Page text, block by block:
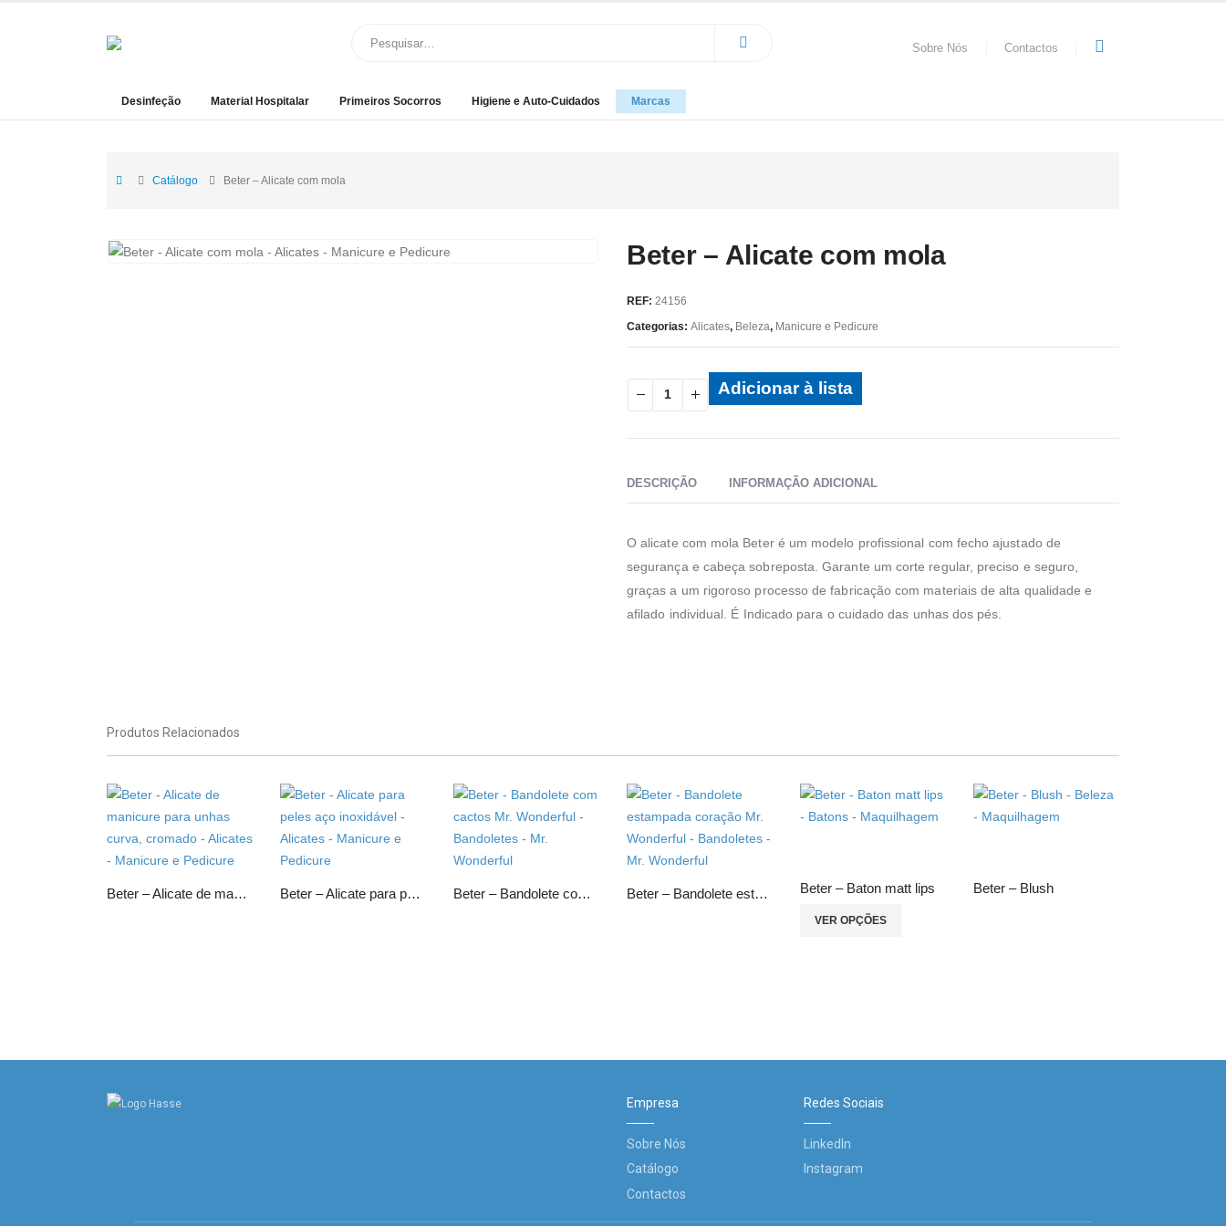
Sobre Nós Contactos
Desinfeção Material Hospitalar Primeiros Socorros Higiene e Auto-Cuidados Marcas
Catálogo Beter – Alicate com mola
Beter – Alicate com mola
REF: 24156
Categorias: Alicates, Beleza, Manicure e Pedicure
Adicionar à lista
DESCRIÇÃO INFORMAÇÃO ADICIONAL
O alicate com mola Beter é um modelo profissional com fecho ajustado de
segurança e cabeça sobreposta. Garante um corte regular, preciso e seguro,
graças a um rigoroso processo de fabricação com materiais de alta qualidade e
afilado individual. É Indicado para o cuidado das unhas dos pés.
Produtos Relacionados
Beter – Alicate de manicure para unhas curva, cromado Beter – Alicate para peles aço inoxidável Beter – Bandolete com cactos Mr. Wonderful Beter – Bandolete estampada coração Mr. Wonderful Beter – Baton matt lips
VER OPÇÕES
Beter – Blush
Empresa
Sobre Nós
Catálogo
Contactos
Redes Sociais
LinkedIn
Instagram